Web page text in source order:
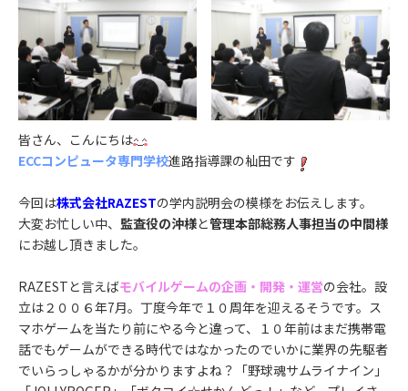
皆さん、こんにちは
ECCコンピュータ専門学校進路指導課の杣田です
今回は株式会社RAZESTの学内説明会の模様をお伝えします。
大変お忙しい中、 監査役の沖様と管理本部総務人事担当の中間様
にお越し頂きました。
RAZESTと言えばモバイルゲームの企画・開発・運営の会社。設
立は２００６年7月。丁度今年で１０周年を迎えるそうです。ス
マホゲームを当たり前にやる今と違って、１０年前はまだ携帯電
話でもゲームができる時代ではなかったのでいかに業界の先駆者
でいらっしゃるかが分かりますよね？「野球魂サムライナイン」